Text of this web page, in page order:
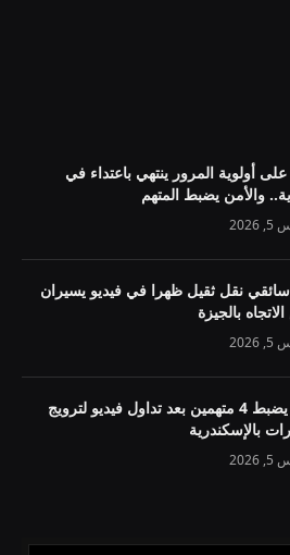
أولوية المرور ينتهي باعتداء في
والأمن يضبط المتهم
نقل ثقيل ظهرا في فيديو يسيران
بالجيزة
الأمن يضبط 4 متهمين بعد تداول فيديو لترويج
بالإسكندرية